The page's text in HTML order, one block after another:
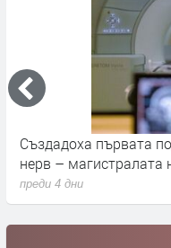
Апофис няма да удари
друга заплаха за
преди 4 дни